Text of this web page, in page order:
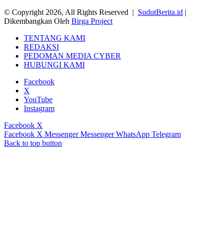
© Copyright 2026, All Rights Reserved | SudutBerita.id |
Dikembangkan Oleh Birga Project
TENTANG KAMI
REDAKSI
PEDOMAN MEDIA CYBER
HUBUNGI KAMI
Facebook
X
YouTube
Instagram
Facebook X
Facebook X Messenger Messenger WhatsApp Telegram
Back to top button